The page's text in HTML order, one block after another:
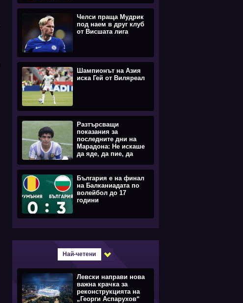
Челси праща Мудрик
под наем в друг клуб
от Висшата лига
Шампионът на Азия
иска Гей от Виляреал
Разтърсващи
показания за
последните дни на
Марадона: Не искаше
да яде, да пие, да
България е на финал
на Балканиадата по
волейбол до 17
години
Най-четени
Левски направи нова
важна крачка за
реконструкцията на
„Георги Аспарухов“